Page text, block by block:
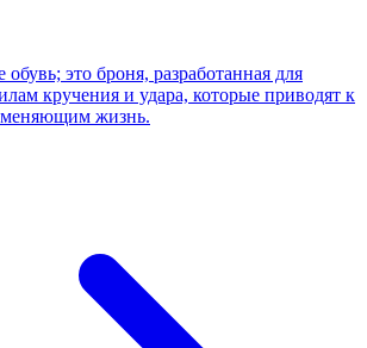
это броня, разработанная для
кручения и удара, которые приводят к
жизнь.